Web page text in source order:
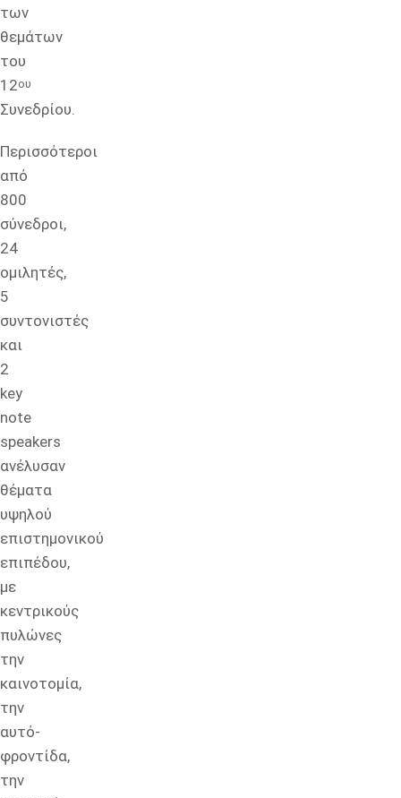
των
θεμάτων
του
12ου
Συνεδρίου.
Περισσότεροι
από
800
σύνεδροι,
24
ομιλητές,
5
συντονιστές
και
2
key
note
speakers
ανέλυσαν
θέματα
υψηλού
επιστημονικού
επιπέδου,
με
κεντρικούς
πυλώνες
την
καινοτομία,
την
αυτό-
φροντίδα,
την